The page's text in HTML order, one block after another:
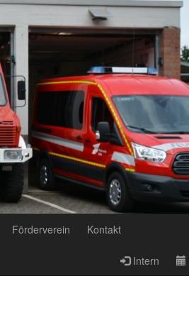
Förderverein Kontakt
Intern